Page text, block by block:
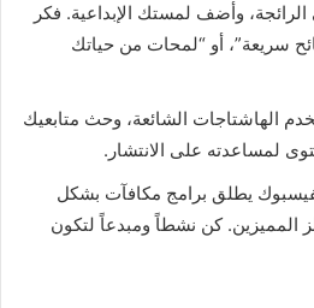
وأضف لمستك الإبداعية. فكر
سريعة”، أو “لمحات من حياتك
الهاشتاجات الشائعة، وحث متابعيك
لمساعدته على الانتشار.
يطلق برامج مكافآت بشكل
المميزين. كن نشطاً ومبدعاً لتكون